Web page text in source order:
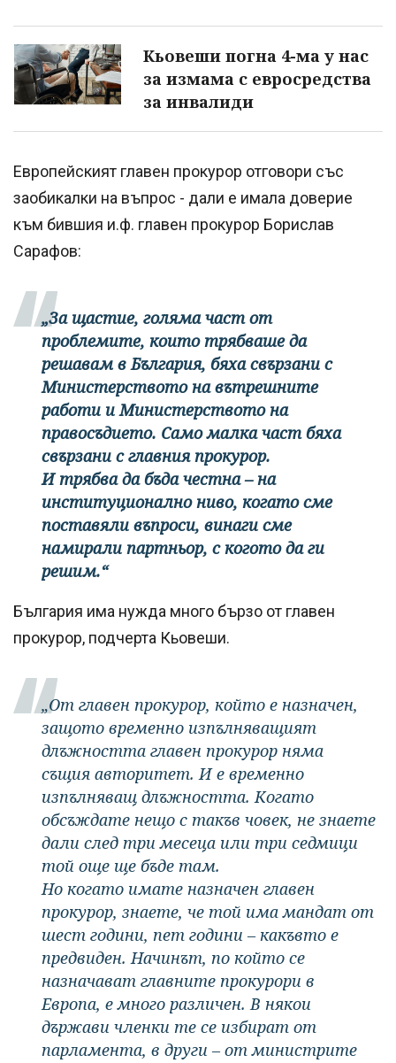
Кьовеши погна 4-ма у нас
за измама с евросредства
за инвалиди
Европейският главен прокурор отговори със
заобикалки на въпрос - дали е имала доверие
към бившия и.ф. главен прокурор Борислав
Сарафов:
„За щастие, голяма част от
проблемите, които трябваше да
решавам в България, бяха свързани с
Министерството на вътрешните
работи и Министерството на
правосъдието. Само малка част бяха
свързани с главния прокурор.
И трябва да бъда честна – на
институционално ниво, когато сме
поставяли въпроси, винаги сме
намирали партньор, с когото да ги
решим.“
България има нужда много бързо от главен
прокурор, подчерта Кьовеши.
„От главен прокурор, който е назначен,
защото временно изпълняващият
длъжността главен прокурор няма
същия авторитет. И е временно
изпълняващ длъжността. Когато
обсъждате нещо с такъв човек, не знаете
дали след три месеца или три седмици
той още ще бъде там.
Но когато имате назначен главен
прокурор, знаете, че той има мандат от
шест години, пет години – какъвто е
предвиден. Начинът, по който се
назначават главните прокурори в
Европа, е много различен. В някои
държави членки те се избират от
парламента, в други – от министрите